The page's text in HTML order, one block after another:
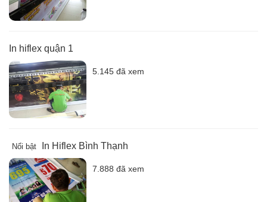
In hiflex quận 1
5.145 đã xem
Nổi bật In Hiflex Bình Thạnh
7.888 đã xem